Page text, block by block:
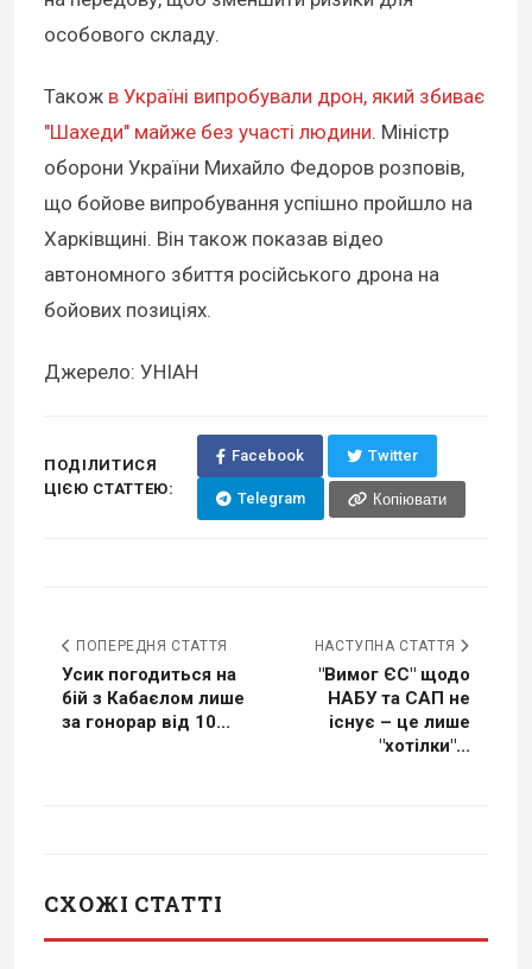
особового складу.
Також в Україні випробували дрон, який збиває
"Шахеди" майже без участі людини. Міністр
оборони України Михайло Федоров розповів,
що бойове випробування успішно пройшло на
Харківщині. Він також показав відео
автономного збиття російського дрона на
бойових позиціях.
Джерело: УНІАН
ПОДІЛИТИСЯ
ЦІЄЮ СТАТТЕЮ:
Facebook Twitter
Telegram Копіювати
ПОПЕРЕДНЯ СТАТТЯ
Усик погодиться на
бій з Кабаєлом лише
за гонорар від 10...
НАСТУПНА СТАТТЯ
"Вимог ЄС" щодо
НАБУ та САП не
існує – це лише
"хотілки"...
СХОЖІ СТАТТІ